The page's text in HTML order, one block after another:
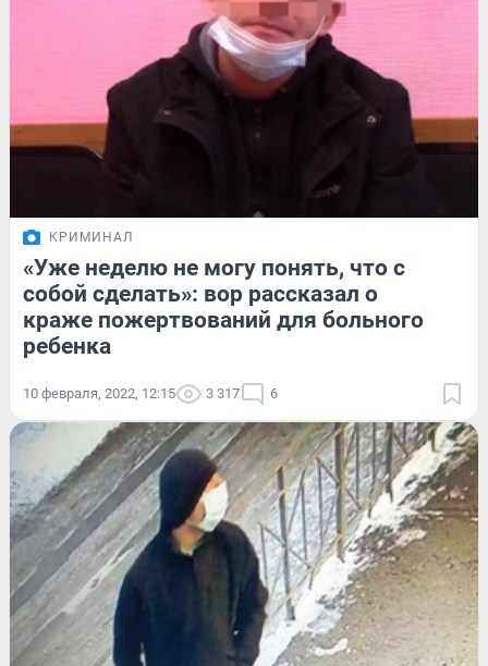
КРИМИНАЛ
«Уже неделю не могу понять, что с
собой сделать»: вор рассказал о
краже пожертвований для больного
ребенка
10 февраля, 2022, 12:15 3 317 6